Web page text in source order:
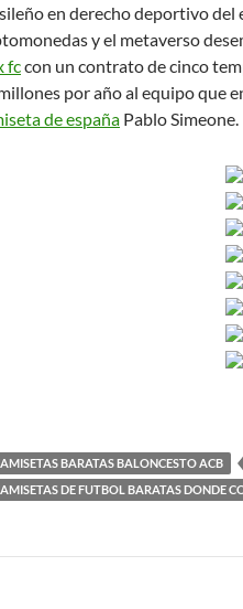
en derecho deportivo del
y el metaverso
fccon un contrato de cinco
por año al equipo que
de españa Pablo Simeone.
BARATAS BALONCESTO ACB
DE FUTBOL BARATAS DONDE